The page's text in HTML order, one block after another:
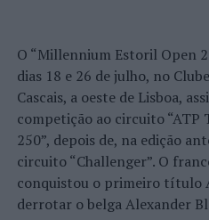
na área da expressão plástica.
Destinatários: Público escolar
Acesso gratuito com
MAT – Museu Anjos
10h00 ou 14h00 | Leitura
O “Millennium Estoril Open
dias 18 e 26 de julho, no
Cascais, a oeste de Lisboa,
competição ao circuito “ATP
250”, depois de, na edição
circuito “Challenger”. O
conquistou o primeiro título
derrotar o belga Alexander